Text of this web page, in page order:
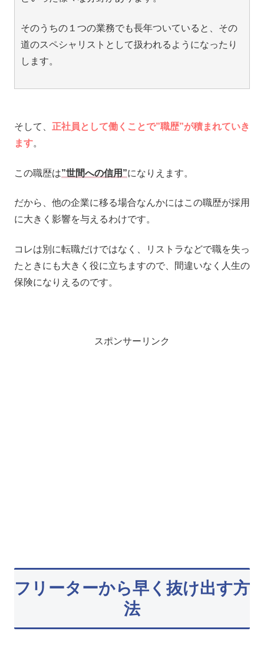
そのうちの１つの業務でも長年ついていると、その
道のスペシャリストとして扱われるようになったり
します。
そして、 正社員として働くことで”職歴”が積まれていき
ます。
この職歴は”世間への信用”になりえます。
だから、他の企業に移る場合なんかにはこの職歴が採用
に大きく影響を与えるわけです。
コレは別に転職だけではなく、リストラなどで職を失っ
たときにも大きく役に立ちますので、間違いなく人生の
保険になりえるのです。
スポンサーリンク
フリーターから早く抜け出す方
法